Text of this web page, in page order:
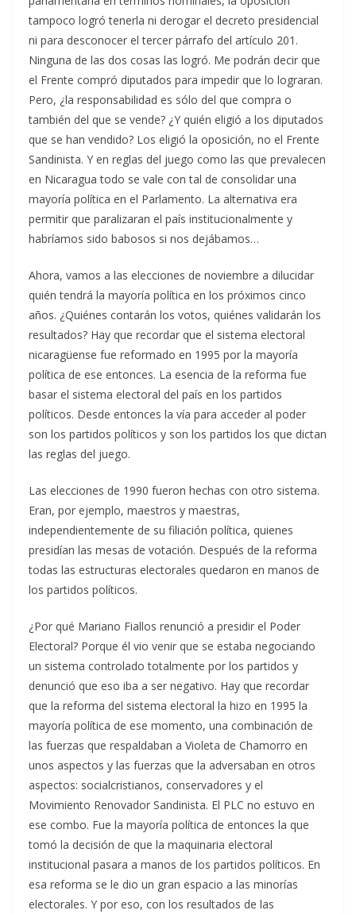
tampoco logró tenerla ni derogar el decreto presidencial
ni para desconocer el tercer párrafo del artículo 201.
Ninguna de las dos cosas las logró. Me podrán decir que
el Frente compró diputados para impedir que lo lograran.
Pero, ¿la responsabilidad es sólo del que compra o
también del que se vende? ¿Y quién eligió a los diputados
que se han vendido? Los eligió la oposición, no el Frente
Sandinista. Y en reglas del juego como las que prevalecen
en Nicaragua todo se vale con tal de consolidar una
mayoría política en el Parlamento. La alternativa era
permitir que paralizaran el país institucionalmente y
habríamos sido babosos si nos dejábamos…
Ahora, vamos a las elecciones de noviembre a dilucidar
quién tendrá la mayoría política en los próximos cinco
años. ¿Quiénes contarán los votos, quiénes validarán los
resultados? Hay que recordar que el sistema electoral
nicaragüense fue reformado en 1995 por la mayoría
política de ese entonces. La esencia de la reforma fue
basar el sistema electoral del país en los partidos
políticos. Desde entonces la vía para acceder al poder
son los partidos políticos y son los partidos los que dictan
las reglas del juego.
Las elecciones de 1990 fueron hechas con otro sistema.
Eran, por ejemplo, maestros y maestras,
independientemente de su filiación política, quienes
presidían las mesas de votación. Después de la reforma
todas las estructuras electorales quedaron en manos de
los partidos políticos.
¿Por qué Mariano Fiallos renunció a presidir el Poder
Electoral? Porque él vio venir que se estaba negociando
un sistema controlado totalmente por los partidos y
denunció que eso iba a ser negativo. Hay que recordar
que la reforma del sistema electoral la hizo en 1995 la
mayoría política de ese momento, una combinación de
las fuerzas que respaldaban a Violeta de Chamorro en
unos aspectos y las fuerzas que la adversaban en otros
aspectos: socialcristianos, conservadores y el
Movimiento Renovador Sandinista. El PLC no estuvo en
ese combo. Fue la mayoría política de entonces la que
tomó la decisión de que la maquinaria electoral
institucional pasara a manos de los partidos políticos. En
esa reforma se le dio un gran espacio a las minorías
electorales. Y por eso, con los resultados de las